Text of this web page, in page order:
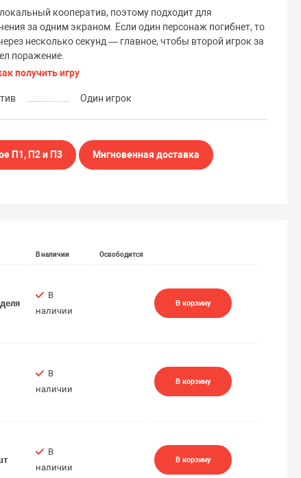
кооператив, поэтому подходит для
за одним экраном. Если один персонаж погибнет, то
несколько секунд — главное, чтобы второй игрок за
поражение.
получить игру
Один игрок
П1, П2 и П3 Мнгновенная доставка
В наличии Освободится
В
наличии
В корзину
В
наличии
В корзину
В
наличии
В корзину